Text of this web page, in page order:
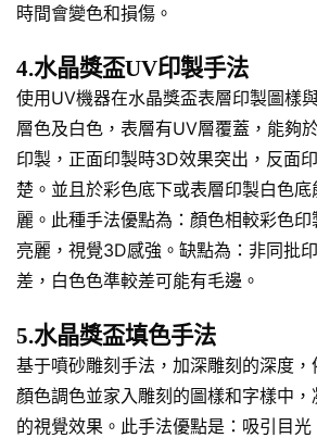
時間會變色和損傷。
4.水晶獎盃UV印製手法
使用UV機器在水晶獎盃表層印製圖樣
層色及白色，表層有UV層覆蓋，能夠
印製，正面印製時3D效果突出，反面
楚。並且於彩色底下或表層印製白色
麗。此種手法優點為：顏色相較彩色
亮麗，視覺3D感強。缺點為：非同批
差，白色色準較差可能有毛邊。
5.水晶獎盃填色手法
基于噴砂雕刻手法，加深雕刻的深度
顏色調色並家入雕刻的圖樣和字樣中
的視覺效果。此手法優點是：吸引目光